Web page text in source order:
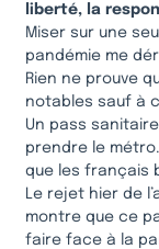
liberté, la
Miser sur une
pandémie me
Rien ne prouve
notables sauf à
Un pass
prendre le
que les français
Le rejet hier de
montre que ce
faire face à la